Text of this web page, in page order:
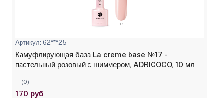
Артикул: 62***25
Камуфлирующая база La creme base №17 -
пастельный розовый с шиммером, ADRICOCO, 10 мл
(0)
170 руб.